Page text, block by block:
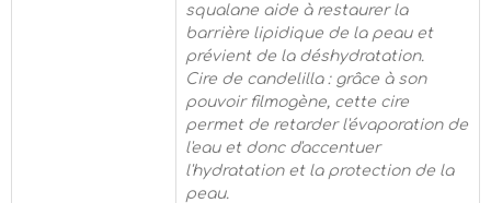
squalane aide à restaurer la
barrière lipidique de la peau et
prévient de la déshydratation.
Cire de candelilla : grâce à son
pouvoir filmogène, cette cire
permet de retarder l'évaporation de
l'eau et donc d'accentuer
l'hydratation et la protection de la
peau.